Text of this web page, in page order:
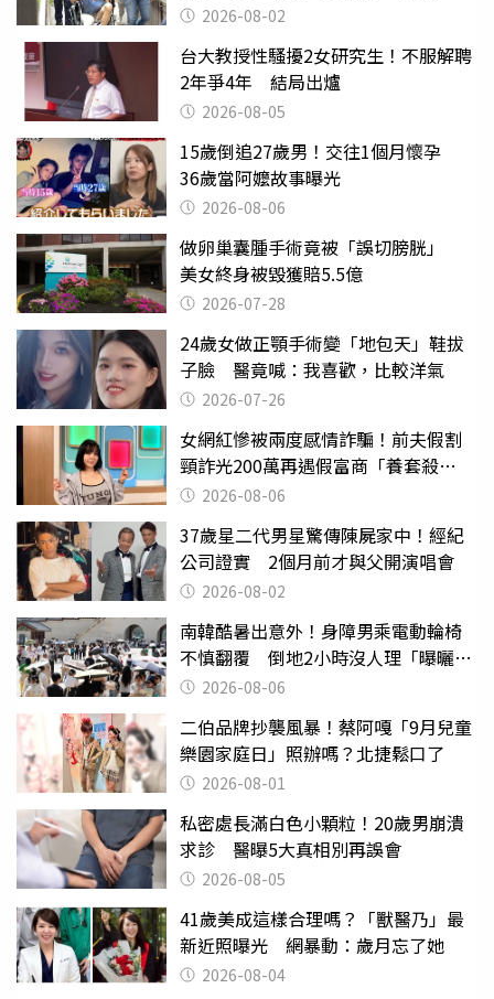
2026-08-02
台大教授性騷擾2女研究生！不服解聘
2年爭4年 結局出爐
2026-08-05
15歲倒追27歲男！交往1個月懷孕
36歲當阿嬤故事曝光
2026-08-06
做卵巢囊腫手術竟被「誤切膀胱」
美女終身被毀獲賠5.5億
2026-07-28
24歲女做正顎手術變「地包天」鞋拔
子臉 醫竟喊：我喜歡，比較洋氣
2026-07-26
女網紅慘被兩度感情詐騙！前夫假割
頸詐光200萬再遇假富商「養套殺
2000萬」
2026-08-06
37歲星二代男星驚傳陳屍家中！經紀
公司證實 2個月前才與父開演唱會
2026-08-02
南韓酷暑出意外！身障男乘電動輪椅
不慎翻覆 倒地2小時沒人理「曝曬
亡」2026-08-06
二伯品牌抄襲風暴！蔡阿嘎「9月兒童
樂園家庭日」照辦嗎？北捷鬆口了
2026-08-01
私密處長滿白色小顆粒！20歲男崩潰
求診 醫曝5大真相別再誤會
2026-08-05
41歲美成這樣合理嗎？「獸醫乃」最
新近照曝光 網暴動：歲月忘了她
2026-08-04